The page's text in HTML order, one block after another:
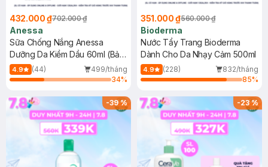
432.000 ₫702.000 ₫
Anessa
Sữa Chống Nắng Anessa
Dưỡng Da Kiềm Dầu 60ml (Bản
Mới)
4.9 (44)
499/tháng
34%
351.000 ₫560.000 ₫
Bioderma
Nước Tẩy Trang Bioderma
Dành Cho Da Nhạy Cảm 500ml
4.9 (228)
832/tháng
85%
-39% -23%